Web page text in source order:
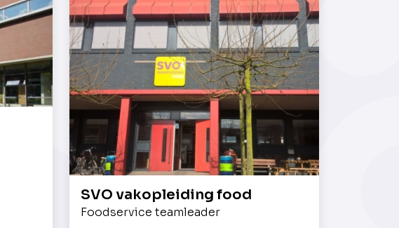
SVO vakopleiding food
Foodservice teamleader